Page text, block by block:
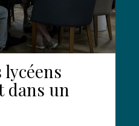
lycéens
dans un